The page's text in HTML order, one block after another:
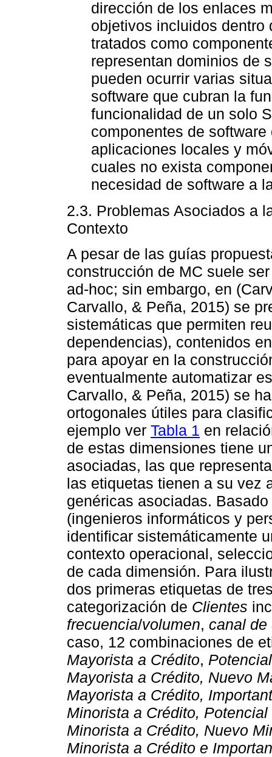
dirección de los enlaces
objetivos incluidos dentro
tratados como
representan dominios de
pueden ocurrir varias
software que cubran la
funcionalidad de un solo
componentes de
aplicaciones locales y
cuales no exista
necesidad de software a
2.3. Problemas Asociados a
Contexto
A pesar de las guías
construcción de MC suele
ad-hoc; sin embargo, en
Carvallo, & Peña, 2015) se
sistemáticas que permiten
dependencias), contenidos
para apoyar en la
eventualmente automatizar
Carvallo, & Peña, 2015) se
ortogonales útiles para
ejemplo ver Tabla 1 en
de estas dimensiones tiene
asociadas, las que
las etiquetas tienen a su vez
genéricas asociadas.
(ingenieros informáticos y
identificar sistemáticamente
contexto operacional,
de cada dimensión. Para
dos primeras etiquetas de
categorización de Clientes
frecuencia/volumen, canal de
caso, 12 combinaciones de
Mayorista a Crédito,
Mayorista a Crédito, Nuevo
Mayorista a Crédito,
Minorista a Crédito,
Minorista a Crédito, Nuevo
Minorista a Crédito e